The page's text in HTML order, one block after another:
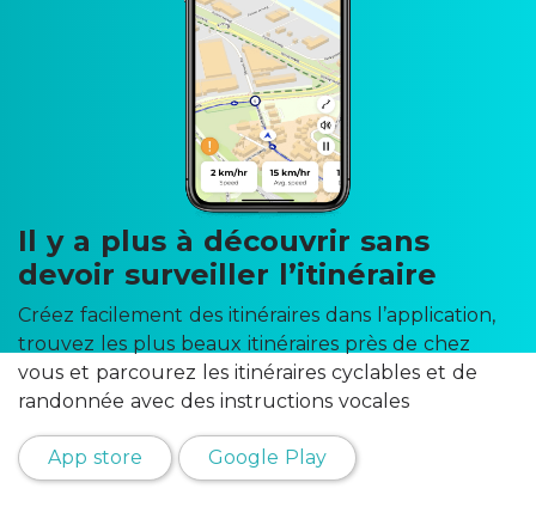
Il y a plus à découvrir sans
devoir surveiller l’itinéraire
Créez facilement des itinéraires dans l’application,
trouvez les plus beaux itinéraires près de chez
vous et parcourez les itinéraires cyclables et de
randonnée avec des instructions vocales
App store Google Play